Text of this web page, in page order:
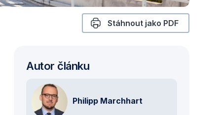
Stáhnout jako PDF
Autor článku
Philipp Marchhart